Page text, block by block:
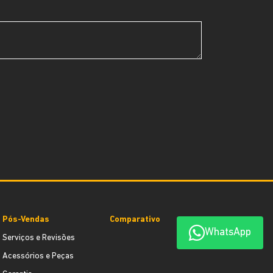
WhatsApp
Pós-Vendas
Serviços e Revisões
Acessórios e Peças
Comparativo